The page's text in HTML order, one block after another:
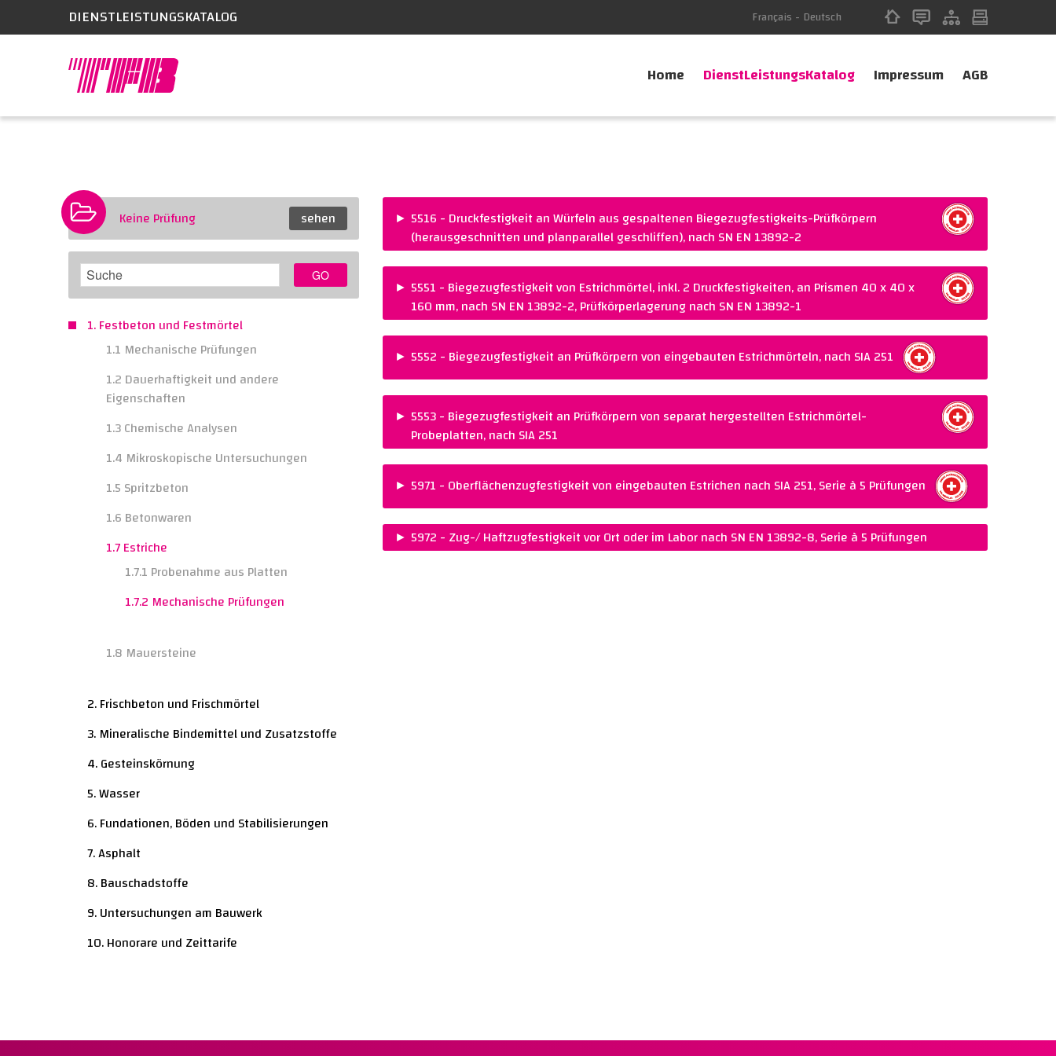
DIENSTLEISTUNGSKATALOG Français - Deutsch
Home DienstLeistungsKatalog Impressum AGB
Keine Prüfung sehen
GO
1. Festbeton und Festmörtel
1.1 Mechanische Prüfungen
1.2 Dauerhaftigkeit und andere
Eigenschaften
1.3 Chemische Analysen
1.4 Mikroskopische Untersuchungen
1.5 Spritzbeton
1.6 Betonwaren
1.7 Estriche
1.7.1 Probenahme aus Platten
1.7.2 Mechanische Prüfungen
1.8 Mauersteine
2. Frischbeton und Frischmörtel
3. Mineralische Bindemittel und Zusatzstoffe
4. Gesteinskörnung
5. Wasser
6. Fundationen, Böden und Stabilisierungen
7. Asphalt
8. Bauschadstoffe
9. Untersuchungen am Bauwerk
10. Honorare und Zeittarife
► 5516 - Druckfestigkeit an Würfeln aus gespaltenen Biegezugfestigkeits-Prüfkörpern
(herausgeschnitten und planparallel geschliffen), nach SN EN 13892-2
PREIS :
NORM :
SN EN 13892-2 Warenkorb legen
► 5551 - Biegezugfestigkeit von Estrichmörtel, inkl. 2 Druckfestigkeiten, an Prismen 40 x 40 x
160 mm, nach SN EN 13892-2, Prüfkörperlagerung nach SN EN 13892-1
PREIS :
NORM :
SN EN 13892-2 Warenkorb legen
► 5552 - Biegezugfestigkeit an Prüfkörpern von eingebauten Estrichmörteln, nach SIA 251
PREIS :
NORM :
SIA 251 Warenkorb legen
► 5553 - Biegezugfestigkeit an Prüfkörpern von separat hergestellten Estrichmörtel-
Probeplatten, nach SIA 251
PREIS :
NORM :
SIA 251 Warenkorb legen
► 5971 - Oberflächenzugfestigkeit von eingebauten Estrichen nach SIA 251, Serie à 5 Prüfungen
PREIS :
CHF 295.00
NORM :
SIA 251 Warenkorb legen
► 5972 - Zug-/ Haftzugfestigkeit vor Ort oder im Labor nach SN EN 13892-8, Serie à 5 Prüfungen